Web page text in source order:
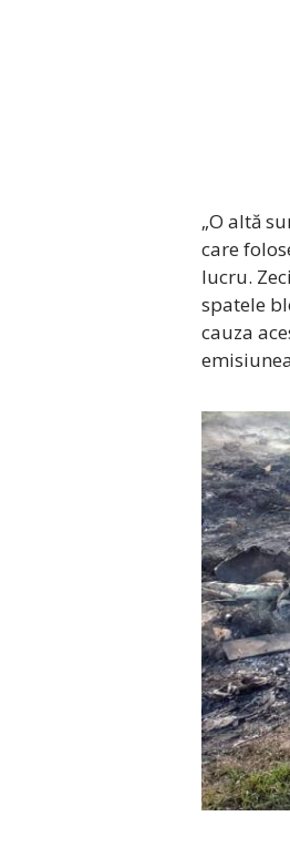
„O altă
care
lucru.
spatele
cauza